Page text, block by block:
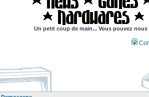
Un petit coup de main... Vous pouvez